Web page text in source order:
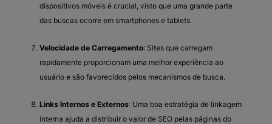
dispositivos móveis é crucial, visto que uma grande parte
das buscas ocorre em smartphones e tablets.
Velocidade de Carregamento: Sites que carregam
rapidamente proporcionam uma melhor experiência ao
usuário e são favorecidos pelos mecanismos de busca.
Links Internos e Externos: Uma boa estratégia de linkagem
interna ajuda a distribuir o valor de SEO pelas páginas do